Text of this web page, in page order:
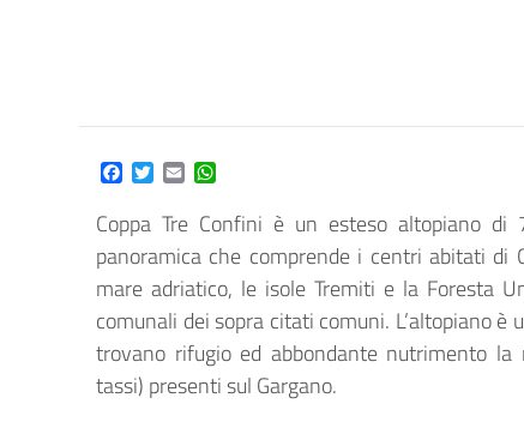
Facebook
Twitter
Email
Coppa Tre Confini è un esteso altopiano
panoramica che comprende i centri abitati di
mare adriatico, le isole Tremiti e la Foresta
comunali dei sopra citati comuni. L’altopiano
trovano rifugio ed abbondante nutrimento
tassi) presenti sul Gargano.